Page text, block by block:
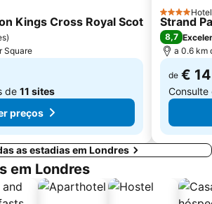
Kings Cross Royal Scot
)
Square
de 11 sites
preços
4 Estrelas
Hotel
Strand
8,7
a 0.6 km
de €
as estadias em Londres
em Londres